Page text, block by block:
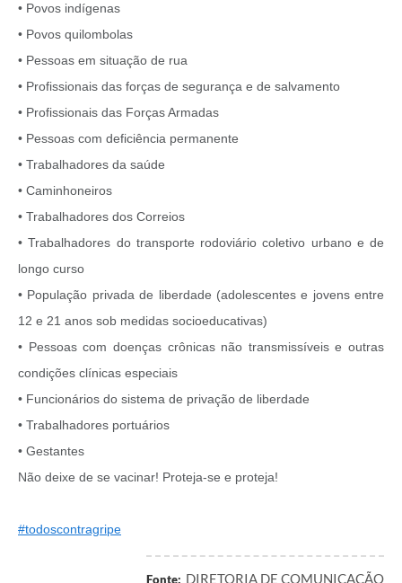
• Povos indígenas
• Povos quilombolas
• Pessoas em situação de rua
• Profissionais das forças de segurança e de salvamento
• Profissionais das Forças Armadas
• Pessoas com deficiência permanente
• Trabalhadores da saúde
• Caminhoneiros
• Trabalhadores dos Correios
• Trabalhadores do transporte rodoviário coletivo urbano e de
longo curso
• População privada de liberdade (adolescentes e jovens entre
12 e 21 anos sob medidas socioeducativas)
• Pessoas com doenças crônicas não transmissíveis e outras
condições clínicas especiais
• Funcionários do sistema de privação de liberdade
• Trabalhadores portuários
• Gestantes
Não deixe de se vacinar! Proteja-se e proteja!
#todoscontragripe
Fonte: DIRETORIA DE COMUNICAÇÃO